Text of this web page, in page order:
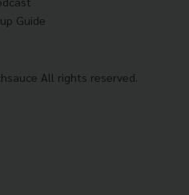
Guide
All rights reserved.